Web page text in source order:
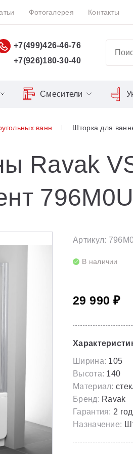
Фотогалерея Контакты
+7(499)426-46-76
+7(926)180-30-40
Душевые двери
Душевые уголки
Сиденья OVO для душевых
Полотенцесушители
Гидромассаж для ванны
Domino
Formy
Freedom
Смесители
Серия Flat
Серия LIFE
Серия Neo
Серия Spring
Скрытые части
Сиденья для унитазов
Cool
Nexty
ванн Шторка для
Ravak
Артикул:
В наличии
29 990 ₽
Ширина: 105
Высота: 140
Материал:
Бренд: Ravak
Гарантия: 2
Назначение: